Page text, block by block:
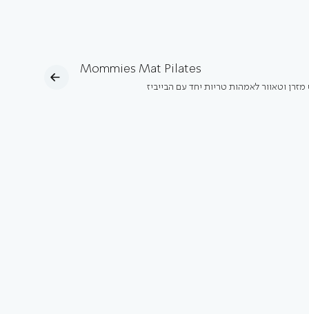
Mommies Mat Pilates
וטאוור לאמהות טריות יחד עם הבייביז